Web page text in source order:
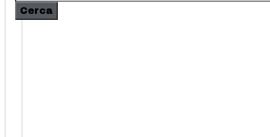
Cerca